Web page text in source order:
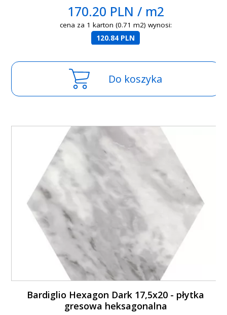
170.20 PLN / m2
cena za 1 karton (0.71 m2) wynosi:
120.84 PLN
Do koszyka
Bardiglio Hexagon Dark 17,5x20 - płytka
gresowa heksagonalna